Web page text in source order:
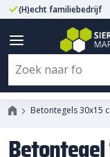
(H)echt familiebedrijf
Betontegels 30x15